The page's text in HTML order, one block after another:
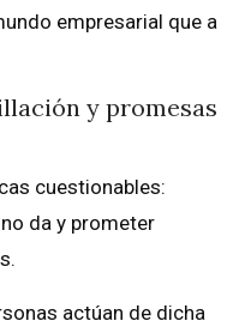
empresarial que a
y promesas
cuestionables:
da y prometer
actúan de dicha